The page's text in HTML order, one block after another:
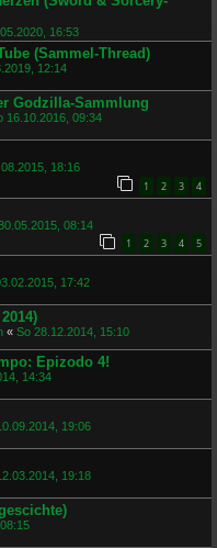
16:53
(Sammel-Thread)
12:14
Godzilla-Sammlung
16.10.2016, 09:34
18:16
1 2 3 4
08:14
1 2 3 4 5
17:42
« So 28.12.2014, 15:10
Epizodo 4!
14:34
19:06
19:18